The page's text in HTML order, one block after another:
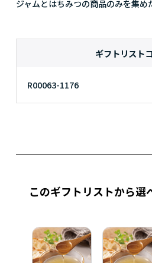
ジャムとはちみつの商品のみを集め
ギフトリスト
R00063-1176
このギフトリストから選